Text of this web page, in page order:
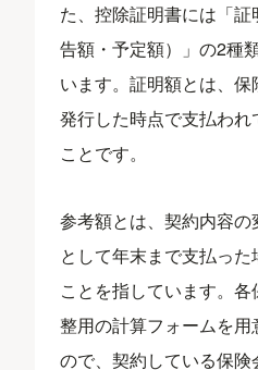
た、控除証明書には「
告額・予定額）」の2種
います。証明額とは、
発行した時点で支払わ
ことです。
参考額とは、契約内容
として年末まで支払っ
ことを指しています。
整用の計算フォームを
ので、契約している保